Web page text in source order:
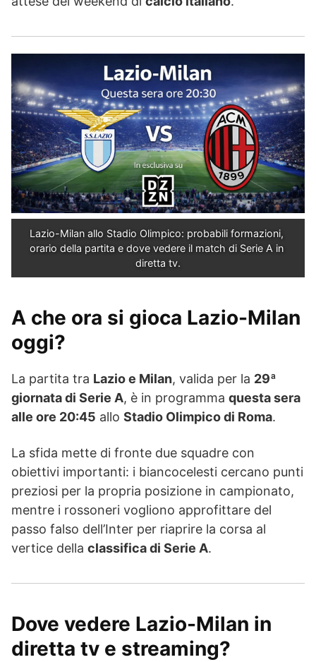
Lazio-Milan allo Stadio Olimpico: probabili formazioni,
orario della partita e dove vedere il match di Serie A in
diretta tv.
A che ora si gioca Lazio-Milan
oggi?
La partita tra Lazio e Milan, valida per la 29ª
giornata di Serie A, è in programma questa sera
alle ore 20:45 allo Stadio Olimpico di Roma.
La sfida mette di fronte due squadre con
obiettivi importanti: i biancocelesti cercano punti
preziosi per la propria posizione in campionato,
mentre i rossoneri vogliono approfittare del
passo falso dell’Inter per riaprire la corsa al
vertice della classifica di Serie A.
Dove vedere Lazio-Milan in
diretta tv e streaming?